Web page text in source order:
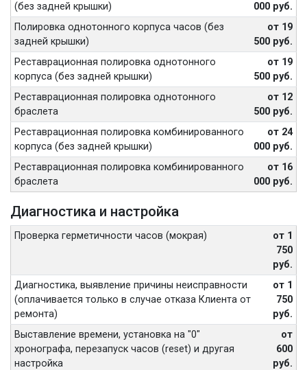
(без задней крышки)
000 руб.
Полировка однотонного корпуса часов (без
задней крышки)
от 19
500 руб.
Реставрационная полировка однотонного
корпуса (без задней крышки)
от 19
500 руб.
Реставрационная полировка однотонного
браслета
от 12
500 руб.
Реставрационная полировка комбинированного
корпуса (без задней крышки)
от 24
000 руб.
Реставрационная полировка комбинированного
браслета
от 16
000 руб.
Диагностика и настройка
Проверка герметичности часов (мокрая)
от 1
750
руб.
Диагностика, выявление причины неисправности
(оплачивается только в случае отказа Клиента от
ремонта)
от 1
750
руб.
Выставление времени, установка на "0"
хронографа, перезапуск часов (reset) и другая
настройка
от
600
руб.